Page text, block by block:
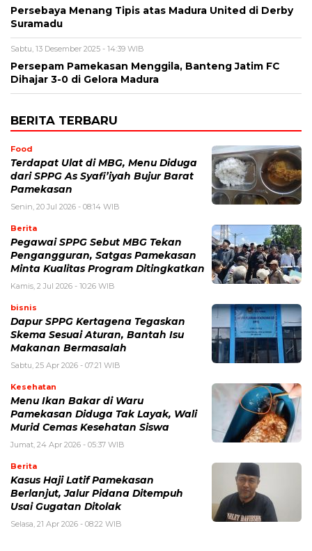
Persebaya Menang Tipis atas Madura United di Derby
Suramadu
Sabtu, 13 Desember 2025 - 14:39 WIB
Persepam Pamekasan Menggila, Banteng Jatim FC
Dihajar 3-0 di Gelora Madura
BERITA TERBARU
Food
Terdapat Ulat di MBG, Menu Diduga
dari SPPG As Syafi’iyah Bujur Barat
Pamekasan
Senin, 20 Jul 2026 - 08:14 WIB
Berita
Pegawai SPPG Sebut MBG Tekan
Pengangguran, Satgas Pamekasan
Minta Kualitas Program Ditingkatkan
Kamis, 2 Jul 2026 - 10:26 WIB
bisnis
Dapur SPPG Kertagena Tegaskan
Skema Sesuai Aturan, Bantah Isu
Makanan Bermasalah
Sabtu, 25 Apr 2026 - 07:21 WIB
Kesehatan
Menu Ikan Bakar di Waru
Pamekasan Diduga Tak Layak, Wali
Murid Cemas Kesehatan Siswa
Jumat, 24 Apr 2026 - 05:37 WIB
Berita
Kasus Haji Latif Pamekasan
Berlanjut, Jalur Pidana Ditempuh
Usai Gugatan Ditolak
Selasa, 21 Apr 2026 - 08:22 WIB